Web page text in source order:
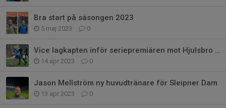
Bra start på säsongen 2023
5 maj 2023 0
Vice lagkapten inför seriepremiären mot Hjulsbro IK
14 apr 2023 0
Jason Mellström ny huvudtränare för Sleipner Dam
13 apr 2023 0